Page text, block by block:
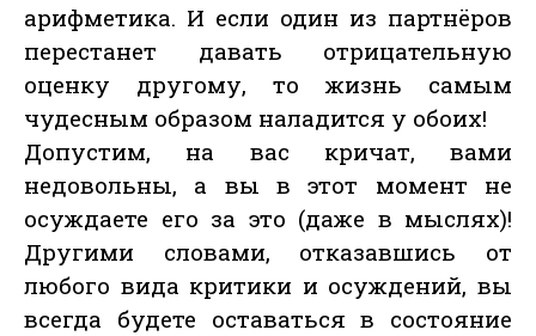
арифметика. И если один из партнёров
перестанет давать отрицательную
оценку другому, то жизнь самым
чудесным образом наладится у обоих!
Допустим, на вас кричат, вами
недовольны, а вы в этот момент не
осуждаете его за это (даже в мыслях)!
Другими словами, отказавшись от
любого вида критики и осуждений, вы
всегда будете оставаться в состояние